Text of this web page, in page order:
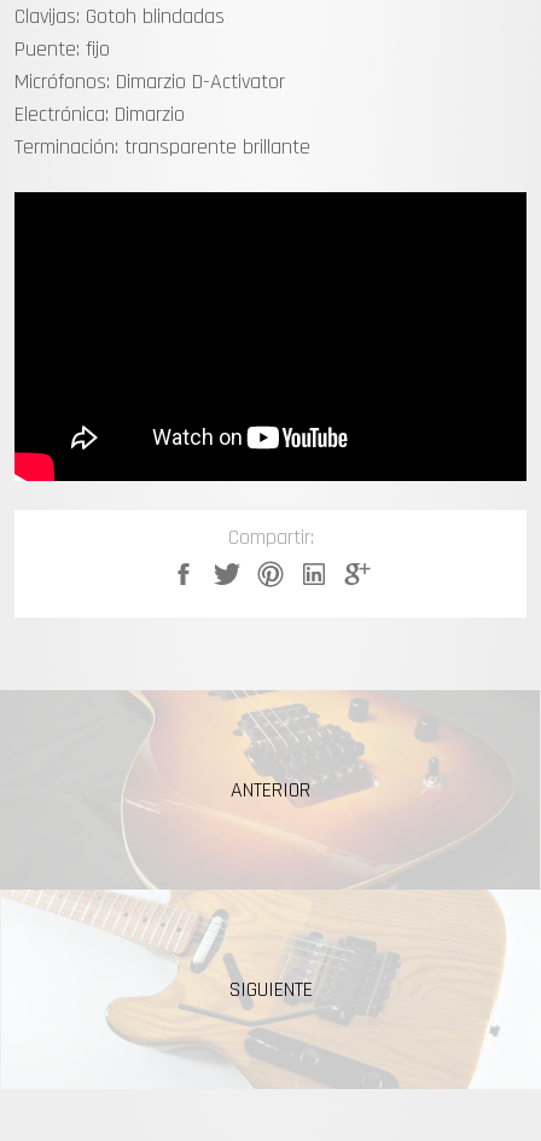
Clavijas: Gotoh blindadas
Puente: fijo
Micrófonos: Dimarzio D-Activator
Electrónica: Dimarzio
Terminación: transparente brillante
Compartir:
ANTERIOR
SIGUIENTE